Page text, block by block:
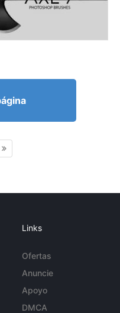
Links
Ofertas
Anuncie
Apoyo
DMCA